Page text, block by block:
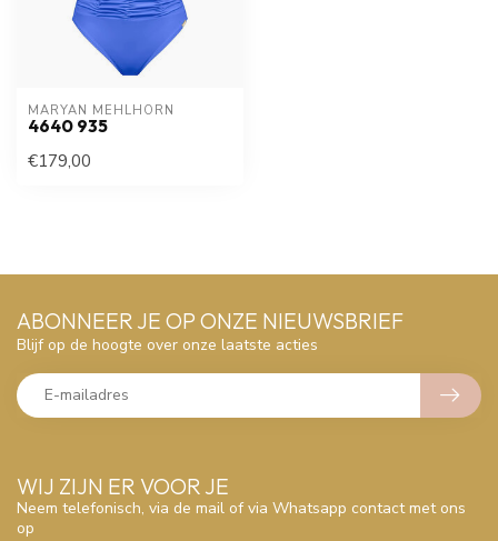
MARYAN MEHLHORN
4640 935
€179,00
WIJ ZIJN ER VOOR JE
Neem telefonisch, via de mail of via Whatsapp contact met ons
op
ABONNEER JE OP ONZE NIEUWSBRIEF
Blijf op de hoogte over onze laatste acties